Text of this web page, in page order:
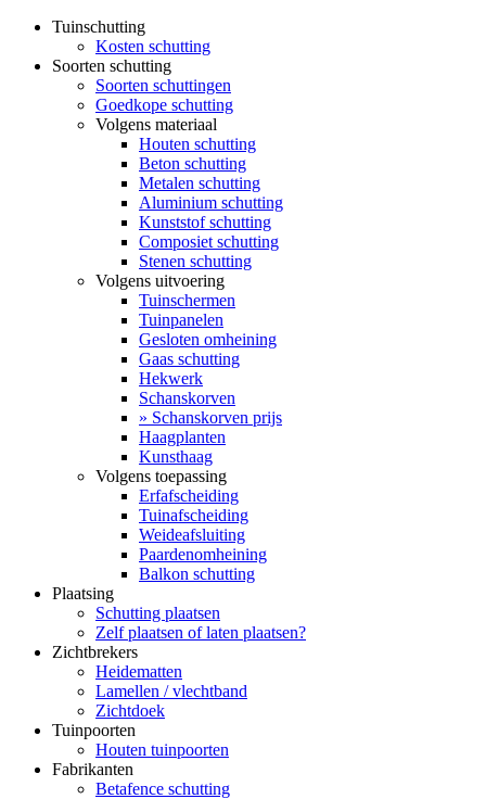
Tuinschutting
Kosten schutting
Soorten schutting
Soorten schuttingen
Goedkope schutting
Volgens materiaal
Houten schutting
Beton schutting
Metalen schutting
Aluminium schutting
Kunststof schutting
Composiet schutting
Stenen schutting
Volgens uitvoering
Tuinschermen
Tuinpanelen
Gesloten omheining
Gaas schutting
Hekwerk
Schanskorven
» Schanskorven prijs
Haagplanten
Kunsthaag
Volgens toepassing
Erfafscheiding
Tuinafscheiding
Weideafsluiting
Paardenomheining
Balkon schutting
Plaatsing
Schutting plaatsen
Zelf plaatsen of laten plaatsen?
Zichtbrekers
Heidematten
Lamellen / vlechtband
Zichtdoek
Tuinpoorten
Houten tuinpoorten
Fabrikanten
Betafence schutting